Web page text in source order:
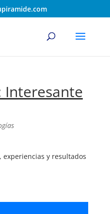
Interesante
experiencias y resultados